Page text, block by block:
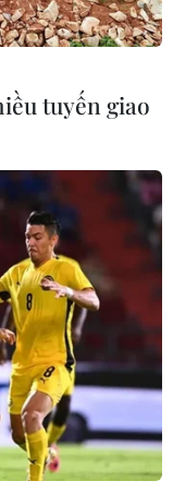
- Cuộc
Trái Đất
4), bộ phim tài
sẽ được ra mắt,
và cả hơi ấm
tuyến giao